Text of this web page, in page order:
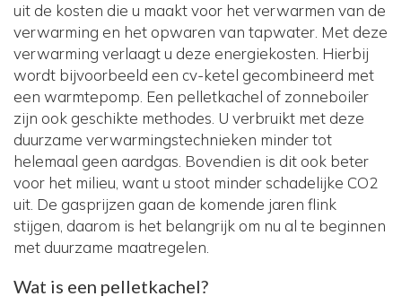
uit de kosten die u maakt voor het verwarmen van de
verwarming en het opwaren van tapwater. Met deze
verwarming verlaagt u deze energiekosten. Hierbij
wordt bijvoorbeeld een cv-ketel gecombineerd met
een warmtepomp. Een pelletkachel of zonneboiler
zijn ook geschikte methodes. U verbruikt met deze
duurzame verwarmingstechnieken minder tot
helemaal geen aardgas. Bovendien is dit ook beter
voor het milieu, want u stoot minder schadelijke CO2
uit. De gasprijzen gaan de komende jaren flink
stijgen, daarom is het belangrijk om nu al te beginnen
met duurzame maatregelen.
Wat is een pelletkachel?